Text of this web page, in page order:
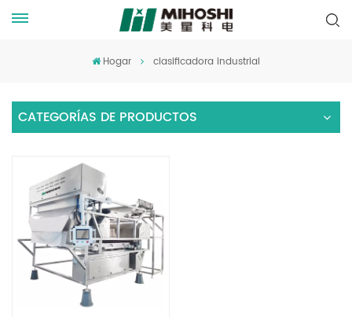
Hogar clasificadora industrial
CATEGORÍAS DE PRODUCTOS